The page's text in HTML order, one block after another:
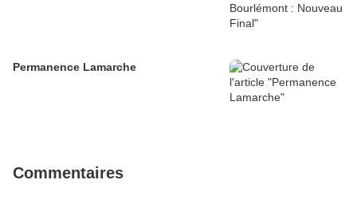
Permanence Lamarche
Commentaires